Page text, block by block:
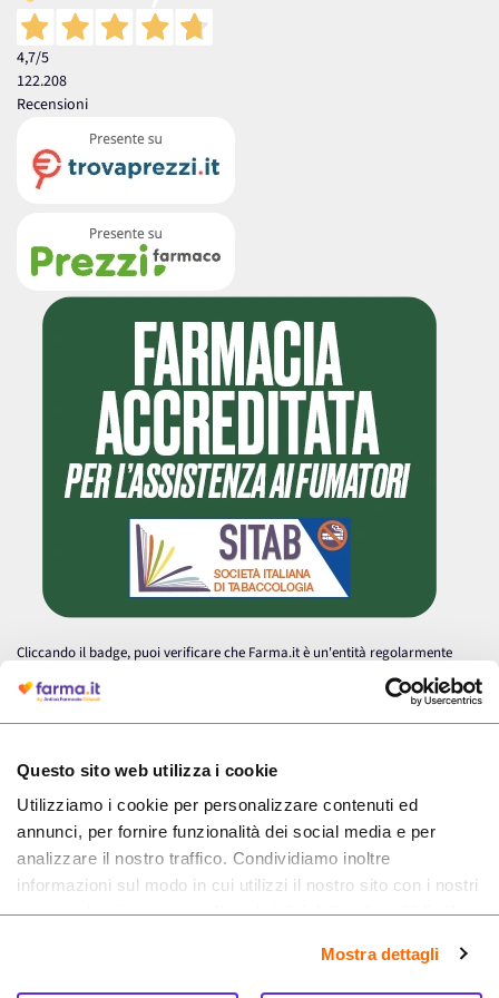
Questo sito web utilizza i cookie
Utilizziamo i cookie per personalizzare contenuti ed
annunci, per fornire funzionalità dei social media e per
analizzare il nostro traffico. Condividiamo inoltre
informazioni sul modo in cui utilizzi il nostro sito con i nostri
partner che si occupano di analisi dei dati web, pubblicità e
informazioni che hai fornito loro o che hanno raccolto dal
tuo utilizzo dei loro servizi.
Mostra dettagli
4,7/5
122.208
Recensioni
Cliccando il badge, puoi verificare che Farma.it è un'entità regolarmente
autorizzata dal Ministero della Salute a effettuare la vendita online di
medicinali.